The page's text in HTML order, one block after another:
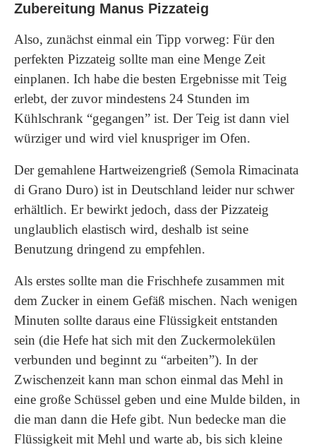
Zubereitung Manus Pizzateig
Also, zunächst einmal ein Tipp vorweg: Für den
perfekten Pizzateig sollte man eine Menge Zeit
einplanen. Ich habe die besten Ergebnisse mit Teig
erlebt, der zuvor mindestens 24 Stunden im
Kühlschrank “gegangen” ist. Der Teig ist dann viel
würziger und wird viel knuspriger im Ofen.
Der gemahlene Hartweizengrieß (Semola Rimacinata
di Grano Duro) ist in Deutschland leider nur schwer
erhältlich. Er bewirkt jedoch, dass der Pizzateig
unglaublich elastisch wird, deshalb ist seine
Benutzung dringend zu empfehlen.
Als erstes sollte man die Frischhefe zusammen mit
dem Zucker in einem Gefäß mischen. Nach wenigen
Minuten sollte daraus eine Flüssigkeit entstanden
sein (die Hefe hat sich mit den Zuckermolekülen
verbunden und beginnt zu “arbeiten”). In der
Zwischenzeit kann man schon einmal das Mehl in
eine große Schüssel geben und eine Mulde bilden, in
die man dann die Hefe gibt. Nun bedecke man die
Flüssigkeit mit Mehl und warte ab, bis sich kleine